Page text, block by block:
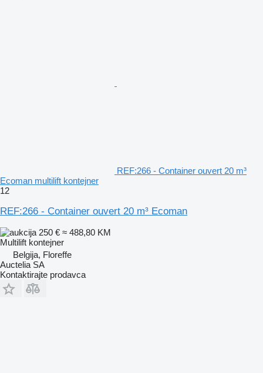
REF:266 - Container ouvert 20 m³
Ecoman multilift kontejner
12
REF:266 - Container ouvert 20 m³ Ecoman
250 € ≈ 488,80 KM
Multilift kontejner
Belgija, Floreffe
Auctelia SA
Kontaktirajte prodavca